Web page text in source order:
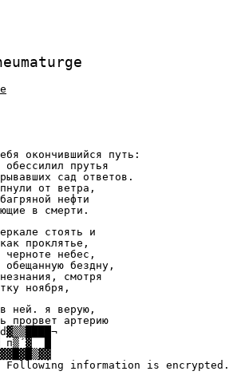
окончившийся путь:
прутья
сад ответов.
от ветра,
нефти
в смерти.
стоять и
проклятье,
черноте небес,
бездну,
смотря
ноября,
в ней. я верую,
прорвет артерию
█
Following information is encrypted.